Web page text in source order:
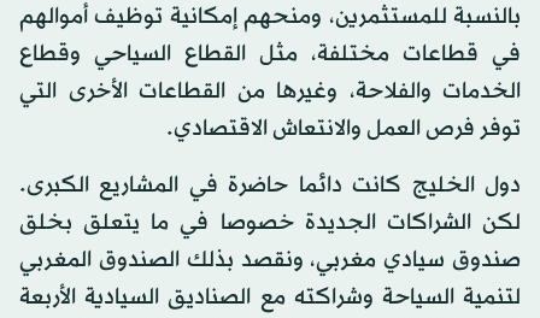
بالنسبة للمستثمرين، ومنحهم إمكانية توظيف أموالهم
في قطاعات مختلفة، مثل القطاع السياحي وقطاع
الخدمات والفلاحة، وغيرها من القطاعات الأخرى التي
توفر فرص العمل والانتعاش الاقتصادي.
دول الخليج كانت دائما حاضرة في المشاريع الكبرى.
لكن الشراكات الجديدة خصوصا في ما يتعلق بخلق
صندوق سيادي مغربي، ونقصد بذلك الصندوق المغربي
لتنمية السياحة وشراكته مع الصناديق السيادية الأربعة